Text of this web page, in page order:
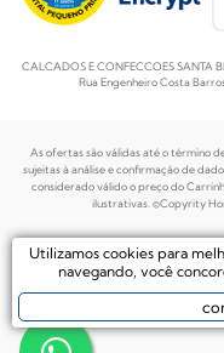
CALCADOS E CONFECCOES SANTA
Rua Engenheiro Costa
As ofertas são válidas até o término
sujeitas à análise e confirmação de
considerado válido o preço do
ilustrativas. ©Copyrity
Desenvolvido por
Utilizamos cookies para
navegando, você